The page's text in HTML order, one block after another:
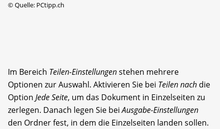
©Quelle: PCtipp.ch
Im Bereich Teilen-Einstellungenstehen mehrere
Optionen zur Auswahl. Aktivieren Sie bei Teilennach die
Option Jede Seite, um das Dokument in Einzelseiten zu
zerlegen. Danach legen Sie beiAusgabe-Einstellungen
den Ordner fest, in dem die Einzelseiten landen sollen.